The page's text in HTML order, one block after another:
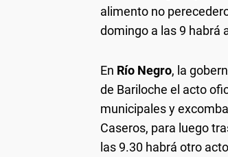
alimento no
domingo a las 9 habrá
En Río Negro, la
de Bariloche el acto
municipales y
Caseros, para luego
las 9.30 habrá otro